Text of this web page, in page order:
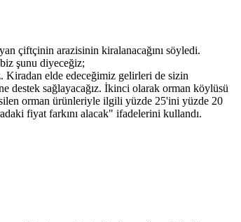
çiftçinin arazisinin kiralanacağını söyledi.
şunu diyeceğiz;
Kiradan elde edeceğimiz gelirleri de sizin
destek sağlayacağız. İkinci olarak orman köylüsü
orman ürünleriyle ilgili yüzde 25'ini yüzde 20
fiyat farkını alacak" ifadelerini kullandı.